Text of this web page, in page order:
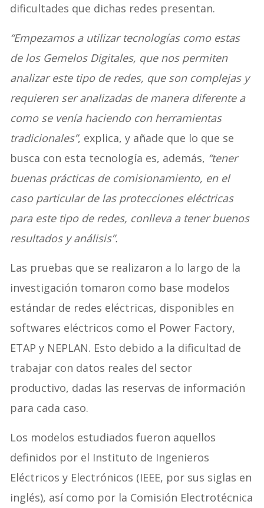
dificultades que dichas redes presentan.
“Empezamos a utilizar tecnologías como estas
de los Gemelos Digitales, que nos permiten
analizar este tipo de redes, que son complejas y
requieren ser analizadas de manera diferente a
como se venía haciendo con herramientas
tradicionales”, explica, y añade que lo que se
busca con esta tecnología es, además, “tener
buenas prácticas de comisionamiento, en el
caso particular de las protecciones eléctricas
para este tipo de redes, conlleva a tener buenos
resultados y análisis”.
Las pruebas que se realizaron a lo largo de la
investigación tomaron como base modelos
estándar de redes eléctricas, disponibles en
softwares eléctricos como el Power Factory,
ETAP y NEPLAN. Esto debido a la dificultad de
trabajar con datos reales del sector
productivo, dadas las reservas de información
para cada caso.
Los modelos estudiados fueron aquellos
definidos por el Instituto de Ingenieros
Eléctricos y Electrónicos (IEEE, por sus siglas en
inglés), así como por la Comisión Electrotécnica